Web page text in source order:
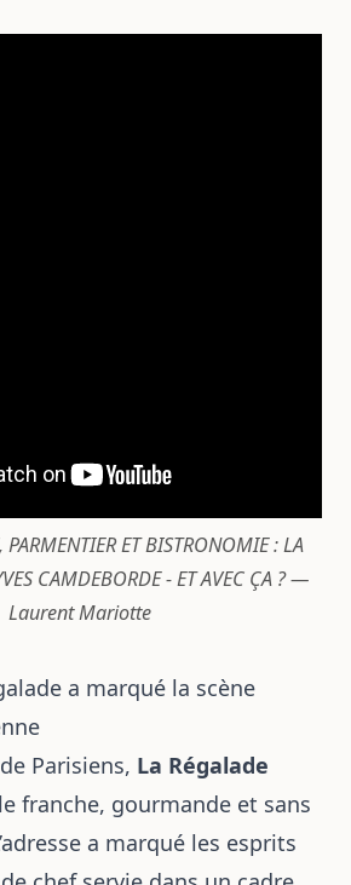
PARMENTIER ET BISTRONOMIE : LA
CAMDEBORDE - ET AVEC ÇA ? —
Laurent Mariotte
a marqué la scène
Parisiens, La Régalade
franche, gourmande et sans
a marqué les esprits